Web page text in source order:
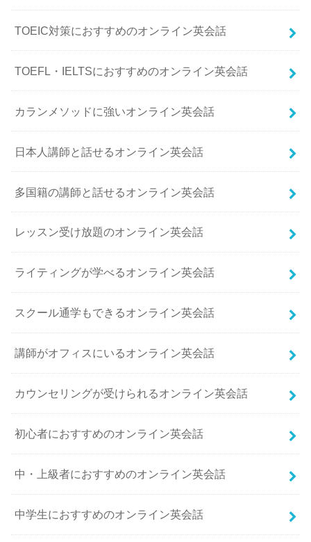
TOEIC対策におすすめのオンライン英会話
TOEFL・IELTSにおすすめのオンライン英会話
カランメソッドに強いオンライン英会話
日本人講師と話せるオンライン英会話
多国籍の講師と話せるオンライン英会話
レッスン受け放題のオンライン英会話
ライティングが学べるオンライン英会話
スクール通学もできるオンライン英会話
講師がオフィスにいるオンライン英会話
カウンセリングが受けられるオンライン英会話
初心者におすすめのオンライン英会話
中・上級者におすすめのオンライン英会話
中学生におすすめのオンライン英会話